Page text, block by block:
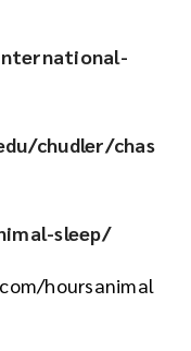
chudler/chas
sleep/
hoursanimal